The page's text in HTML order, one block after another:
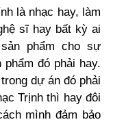
là nhạc hay, làm
sĩ hay bất kỳ ai
phẩm cho sự
đó phải hay.
dự án đó phải
Trịnh thì hay đôi
mình đảm bảo